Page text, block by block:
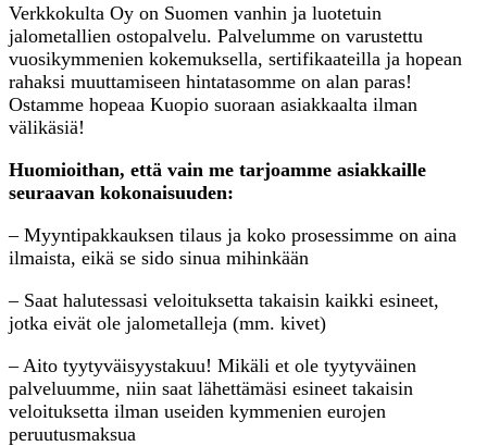
Verkkokulta Oy on Suomen vanhin ja luotetuin
jalometallien ostopalvelu. Palvelumme on varustettu
vuosikymmenien kokemuksella, sertifikaateilla ja hopean
rahaksi muuttamiseen hintatasomme on alan paras!
Ostamme hopeaa Kuopio suoraan asiakkaalta ilman
välikäsiä!
Huomioithan, että vain me tarjoamme asiakkaille
seuraavan kokonaisuuden:
– Myyntipakkauksen tilaus ja koko prosessimme on aina
ilmaista, eikä se sido sinua mihinkään
– Saat halutessasi veloituksetta takaisin kaikki esineet,
jotka eivät ole jalometalleja (mm. kivet)
– Aito tyytyväisyystakuu! Mikäli et ole tyytyväinen
palveluumme, niin saat lähettämäsi esineet takaisin
veloituksetta ilman useiden kymmenien eurojen
peruutusmaksua